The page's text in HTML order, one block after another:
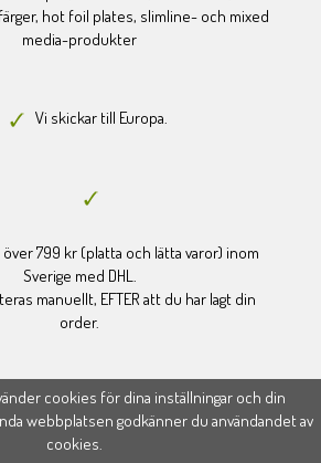
hot foil plates, slimline- och mixed
media-produkter
Vi skickar till Europa.
799 kr (platta och lätta varor) inom
Sverige med DHL.
manuellt, EFTER att du har lagt din
order.
cookies för dina inställningar och din
webbplatsen godkänner du användandet av
cookies.